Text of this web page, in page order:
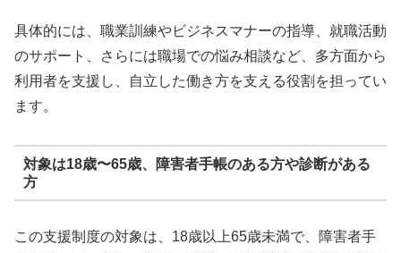
具体的には、職業訓練やビジネスマナーの指導、就職活動
のサポート、さらには職場での悩み相談など、多方面から
利用者を支援し、自立した働き方を支える役割を担ってい
ます。
対象は18歳〜65歳、障害者手帳のある方や診断がある
方
この支援制度の対象は、18歳以上65歳未満で、障害者手